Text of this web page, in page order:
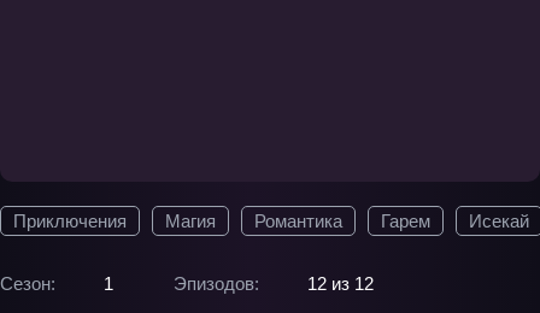
Приключения Магия Романтика Гарем Исекай
Сезон: 1 Эпизодов:
12 из 12